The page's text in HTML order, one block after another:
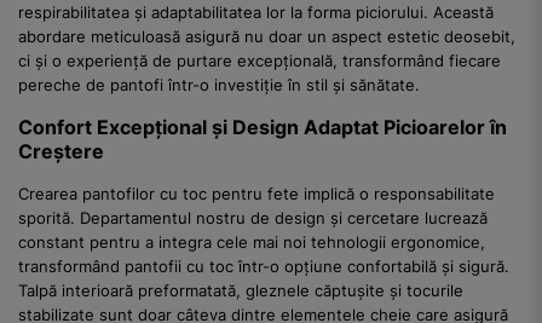
respirabilitatea și adaptabilitatea lor la forma piciorului. Această
abordare meticuloasă asigură nu doar un aspect estetic deosebit,
ci și o experiență de purtare excepțională, transformând fiecare
pereche de pantofi într-o investiție în stil și sănătate.
Confort Excepțional și Design Adaptat Picioarelor în
Creștere
Crearea pantofilor cu toc pentru fete implică o responsabilitate
sporită. Departamentul nostru de design și cercetare lucrează
constant pentru a integra cele mai noi tehnologii ergonomice,
transformând pantofii cu toc într-o opțiune confortabilă și sigură.
Talpă interioară preformatată, gleznele căptușite și tocurile
stabilizate sunt doar câteva dintre elementele cheie care asigură